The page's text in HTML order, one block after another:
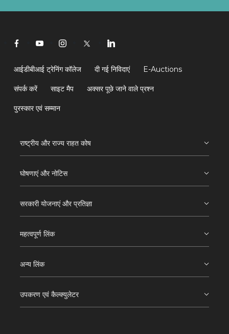
आईडीबीआई ट्रेनिंग कॉलेज दी गई निविदाएं E-Auctions
संपर्क करें साइट मैप अक्सर पूछे जाने वाले प्रश्न
पुरस्कार एवं सम्मान
राष्ट्रीय और राज्य राहत कोष
घोषणाएं और नोटिस
सरकारी योजनाएं और प्रतिज्ञा
महत्वपूर्ण लिंक
अन्य लिंक
उपकरण एवं कैल्क्युलेटर